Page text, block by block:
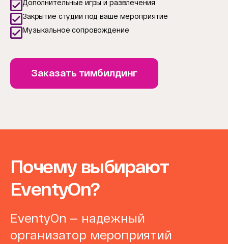
Дополнительные игры и развлечения
Закрытие студии под ваше мероприятие
Музыкальное сопровождение
Заказать тимбилдинг
Почему выбирают
EventyOn?
EventyOn — надежный
организатор мероприятий